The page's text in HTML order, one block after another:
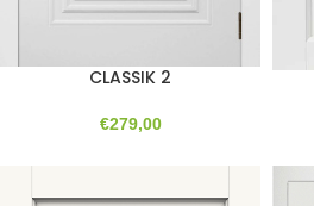
CLASSIK 2
€279,00